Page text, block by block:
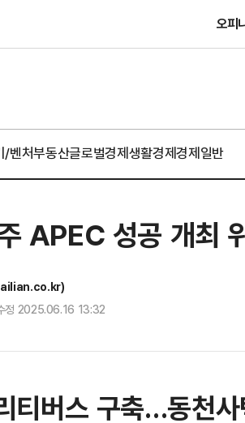
오피
/벤처부동산글로벌경제생활경제경제일반
APEC 성공 개최
정 2025.06.16 13:32
티버스 구축…동천